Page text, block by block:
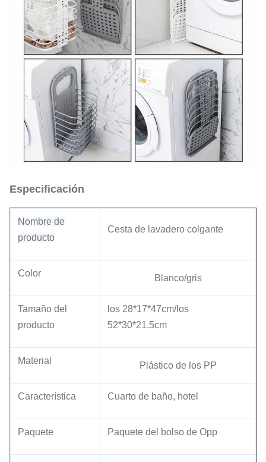
Especificación
Nombre de
producto
Cesta de lavadero colgante
Color Blanco/gris
Tamaño del
producto
los 28*17*47cm/los
52*30*21.5cm
Material Plástico de los PP
Característica Cuarto de baño, hotel
Paquete Paquete del bolso de Opp